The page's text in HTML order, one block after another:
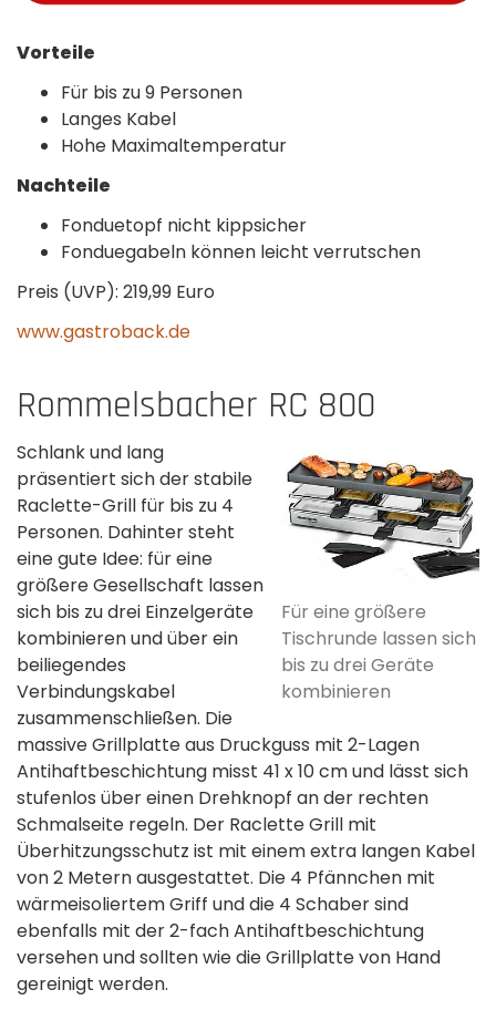
Vorteile
Für bis zu 9 Personen
Langes Kabel
Hohe Maximaltemperatur
Nachteile
Fonduetopf nicht kippsicher
Fonduegabeln können leicht verrutschen
Preis (UVP): 219,99 Euro
www.gastroback.de
Rommelsbacher RC 800
Für eine größere
Tischrunde lassen sich
bis zu drei Geräte
kombinieren
Schlank und lang
präsentiert sich der stabile
Raclette-Grill für bis zu 4
Personen. Dahinter steht
eine gute Idee: für eine
größere Gesellschaft lassen
sich bis zu drei Einzelgeräte
kombinieren und über ein
beiliegendes
Verbindungskabel
zusammenschließen. Die
massive Grillplatte aus Druckguss mit 2-Lagen
Antihaftbeschichtung misst 41 x 10 cm und lässt sich
stufenlos über einen Drehknopf an der rechten
Schmalseite regeln. Der Raclette Grill mit
Überhitzungsschutz ist mit einem extra langen Kabel
von 2 Metern ausgestattet. Die 4 Pfännchen mit
wärmeisoliertem Griff und die 4 Schaber sind
ebenfalls mit der 2-fach Antihaftbeschichtung
versehen und sollten wie die Grillplatte von Hand
gereinigt werden.